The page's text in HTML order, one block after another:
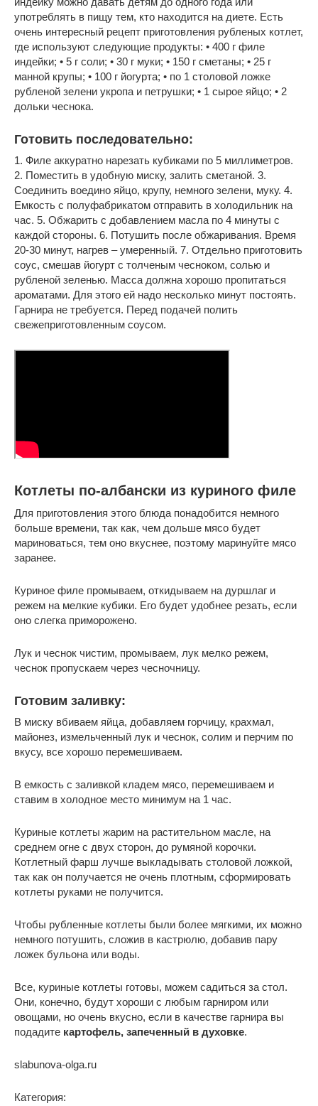
употреблять в пищу тем, кто находится на диете. Есть
очень интересный рецепт приготовления рубленых котлет,
где используют следующие продукты: • 400 г филе
индейки; • 5 г соли; • 30 г муки; • 150 г сметаны; • 25 г
манной крупы; • 100 г йогурта; • по 1 столовой ложке
рубленой зелени укропа и петрушки; • 1 сырое яйцо; • 2
дольки чеснока.
Готовить последовательно:
1. Филе аккуратно нарезать кубиками по 5 миллиметров.
2. Поместить в удобную миску, залить сметаной. 3.
Соединить воедино яйцо, крупу, немного зелени, муку. 4.
Емкость с полуфабрикатом отправить в холодильник на
час. 5. Обжарить с добавлением масла по 4 минуты с
каждой стороны. 6. Потушить после обжаривания. Время
20-30 минут, нагрев – умеренный. 7. Отдельно приготовить
соус, смешав йогурт с толченым чесноком, солью и
рубленой зеленью. Масса должна хорошо пропитаться
ароматами. Для этого ей надо несколько минут постоять.
Гарнира не требуется. Перед подачей полить
свежеприготовленным соусом.
Котлеты по-албански из куриного филе
Для приготовления этого блюда понадобится немного
больше времени, так как, чем дольше мясо будет
мариноваться, тем оно вкуснее, поэтому маринуйте мясо
заранее.
Куриное филе промываем, откидываем на дуршлаг и
режем на мелкие кубики. Его будет удобнее резать, если
оно слегка приморожено.
Лук и чеснок чистим, промываем, лук мелко режем,
чеснок пропускаем через чесночницу.
Готовим заливку:
В миску вбиваем яйца, добавляем горчицу, крахмал,
майонез, измельченный лук и чеснок, солим и перчим по
вкусу, все хорошо перемешиваем.
В емкость с заливкой кладем мясо, перемешиваем и
ставим в холодное место минимум на 1 час.
Куриные котлеты жарим на растительном масле, на
среднем огне с двух сторон, до румяной корочки.
Котлетный фарш лучше выкладывать столовой ложкой,
так как он получается не очень плотным, сформировать
котлеты руками не получится.
Чтобы рубленные котлеты были более мягкими, их можно
немного потушить, сложив в кастрюлю, добавив пару
ложек бульона или воды.
Все, куриные котлеты готовы, можем садиться за стол.
Они, конечно, будут хороши с любым гарниром или
овощами, но очень вкусно, если в качестве гарнира вы
подадите картофель, запеченный в духовке.
slabunova-olga.ru
Категория: